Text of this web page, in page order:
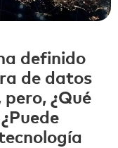
definido
de datos
pero, ¿Qué
¿Puede